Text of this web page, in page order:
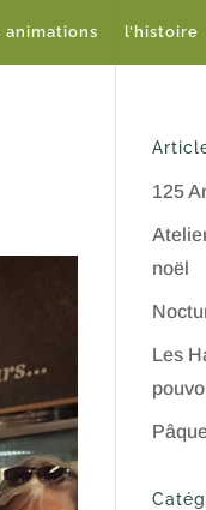
animations l’histoire
125
noël
Les